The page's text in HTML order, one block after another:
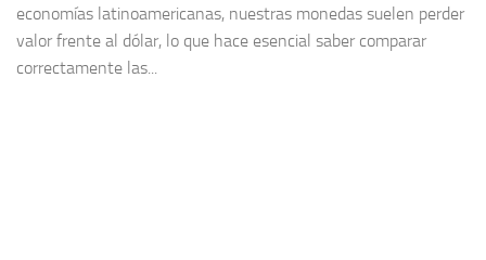
economías latinoamericanas, nuestras monedas suelen perder
valor frente al dólar, lo que hace esencial saber comparar
correctamente las...